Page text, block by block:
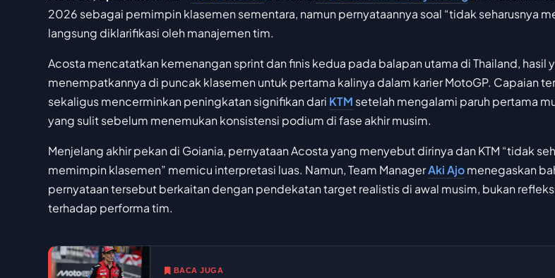
2026 sebagai pemimpin klasemen sementara, namun pernyataannya soal “tidak seharusnya
langsung diklarifikasi oleh manajemen tim.
Acosta mencatatkan kemenangan sprint dan finis kedua pada balapan utama di Thailand, hasil
menempatkannya di puncak klasemen untuk pertama kalinya dalam karier MotoGP. Capaian
sekaligus mencerminkan peningkatan signifikan dari KTM setelah mengalami paruh pertama
yang sulit sebelum menemukan konsistensi podium di fase akhir musim.
Menjelang akhir pekan di Goiania, pernyataan Acosta yang menyebut dirinya dan KTM “tidak
memimpin klasemen” memicu interpretasi luas. Namun, Team ManagerAki Ajomenegaskan
pernyataan tersebut berkaitan dengan pendekatan target realistis di awal musim, bukan
terhadap performa tim.
BACA JUGA